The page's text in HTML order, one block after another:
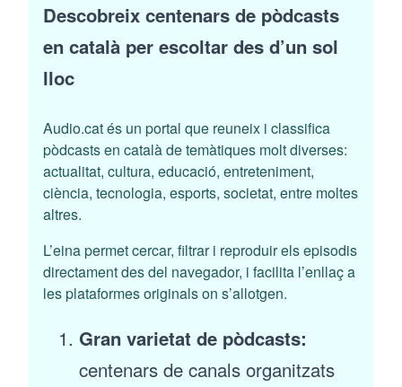
Descobreix centenars de pòdcasts
en català per escoltar des d’un sol
lloc
Audio.cat és un portal que reuneix i classifica
pòdcasts en català de temàtiques molt diverses:
actualitat, cultura, educació, entreteniment,
ciència, tecnologia, esports, societat, entre moltes
altres.
L’eina permet cercar, filtrar i reproduir els episodis
directament des del navegador, i facilita l’enllaç a
les plataformes originals on s’allotgen.
Gran varietat de pòdcasts:
centenars de canals organitzats